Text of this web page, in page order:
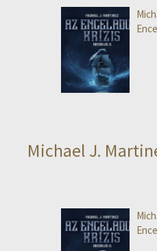
Michael J.